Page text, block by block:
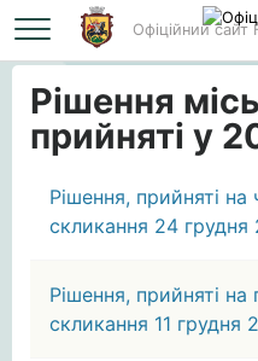
Офіційний сайт
Головна Рішення міської
Рішення
прийняті у
Рішення, прийняті на
скликання 24 грудня
Рішення, прийняті на
скликання 11 грудня